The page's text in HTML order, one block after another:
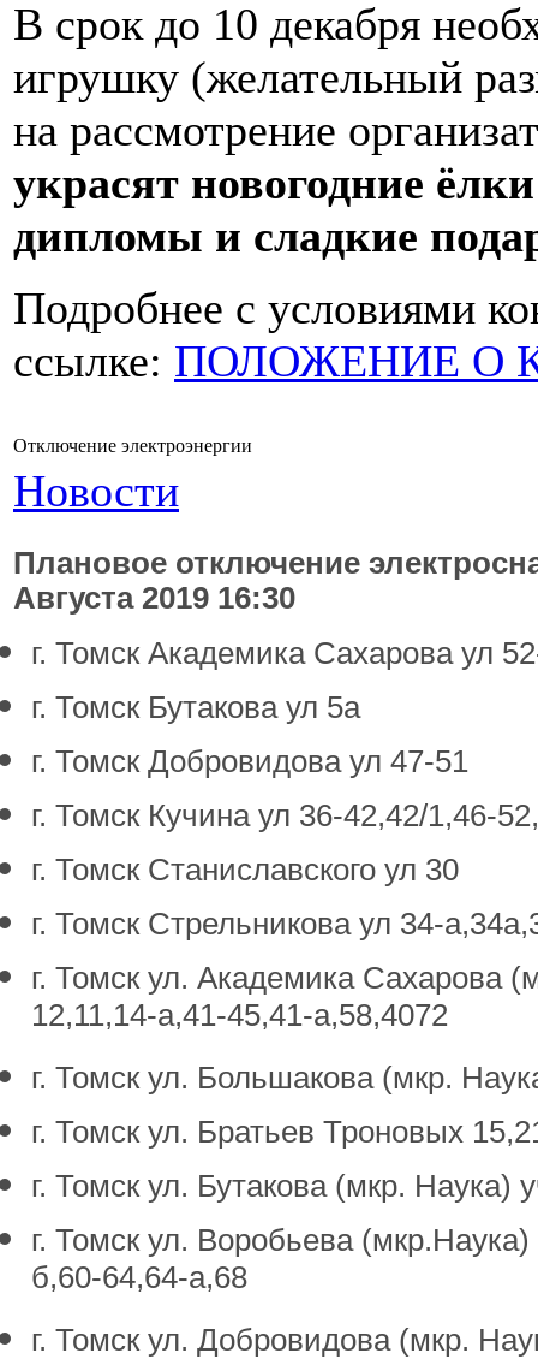
В срок до 10 декабря
игрушку (желательный
на рассмотрение
украсят новогодние
дипломы и сладкие
Подробнее с условиями
ссылке: ПОЛОЖЕНИЕ О
Отключение электроэнергии
Новости
Плановое отключение
Августа 2019 16:30
г. Томск Академика Сахарова ул
г. Томск Бутакова ул 5а
г. Томск Добровидова ул 47-51
г. Томск Кучина ул 36-42,42/1,46-
г. Томск Станиславского ул 30
г. Томск Стрельникова ул 34-
г. Томск ул. Академика Сахарова
12,11,14-а,41-45,41-а,58,4072
г. Томск ул. Большакова (мкр.
г. Томск ул. Братьев Троновых
г. Томск ул. Бутакова (мкр. Наука)
г. Томск ул. Воробьева
б,60-64,64-а,68
г. Томск ул. Добровидова (мкр.